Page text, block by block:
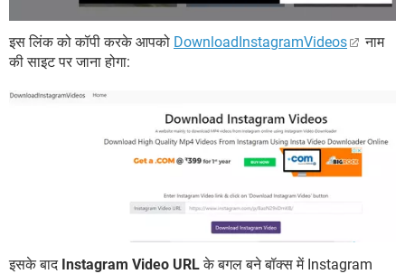
इस लिंक को कॉपी करके आपको DownloadInstagramVideos
नाम
की साइट पर जाना होगा:
इसके बाद Instagram Video URLके बगल बने बॉक्स में Instagram